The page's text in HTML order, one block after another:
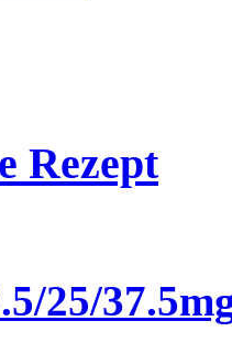
Rezept
25/